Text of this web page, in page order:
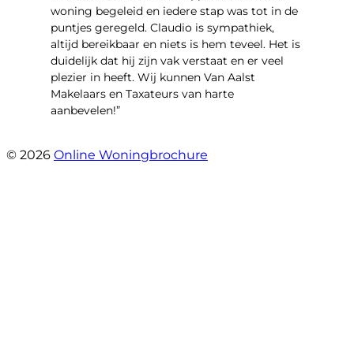
woning begeleid en iedere stap was tot in de
puntjes geregeld. Claudio is sympathiek,
altijd bereikbaar en niets is hem teveel. Het is
duidelijk dat hij zijn vak verstaat en er veel
plezier in heeft. Wij kunnen Van Aalst
Makelaars en Taxateurs van harte
aanbevelen!”
© 2026 Online Woningbrochure